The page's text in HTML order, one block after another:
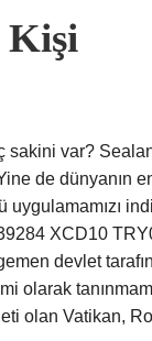
Kişi
sakini var?
de dünyanın
XCD10
devlet
olarak
olan Vatikan,